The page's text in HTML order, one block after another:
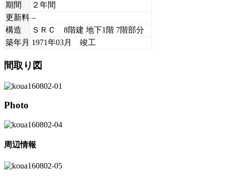
期間
２年間
更新料 –
構造
ＳＲＣ 8階建 地下1階 7階部分
築年月 1971年03月 竣工
間取り図
Photo
周辺情報